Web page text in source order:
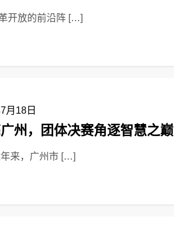
开放的前沿阵 […]
月18日
州，团体决赛角逐智慧之巅
来，广州市 […]